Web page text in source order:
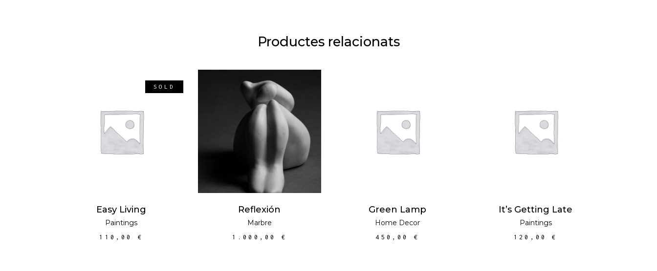
Productes relacionats
SOLD
LLEGEIX MÉS
Easy Living
Paintings
110,00 €
AFEGEIX A LA
CISTELLA
Reflexión
Marbre
1.000,00 €
AFEGEIX A LA
CISTELLA
Green Lamp
Home Decor
450,00 €
AFEGEIX A LA
CISTELLA
It’s Getting Late
Paintings
120,00€